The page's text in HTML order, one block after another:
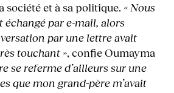
société et à sa politique. « Nous
par e-mail, alors
par une lettre avait
touchant », confie Oumayma
se referme d’ailleurs sur une
que mon grand-père m’avait